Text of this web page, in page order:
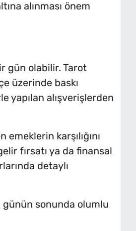
alınması önem
gün olabilir. Tarot
üzerinde baskı
yapılan alışverişlerden
karşılığını
fırsatı ya da finansal
detaylı
günün sonunda olumlu